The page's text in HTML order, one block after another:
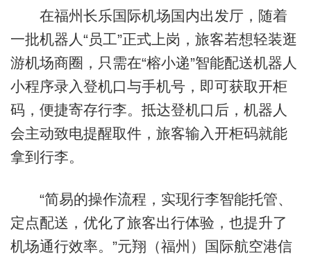
在福州长乐国际机场国内出发厅，随着
一批机器人“员工”正式上岗，旅客若想轻装逛
游机场商圈，只需在“榕小递”智能配送机器人
小程序录入登机口与手机号，即可获取开柜
码，便捷寄存行李。抵达登机口后，机器人
会主动致电提醒取件，旅客输入开柜码就能
拿到行李。
“简易的操作流程，实现行李智能托管、
定点配送，优化了旅客出行体验，也提升了
机场通行效率。”元翔（福州）国际航空港信